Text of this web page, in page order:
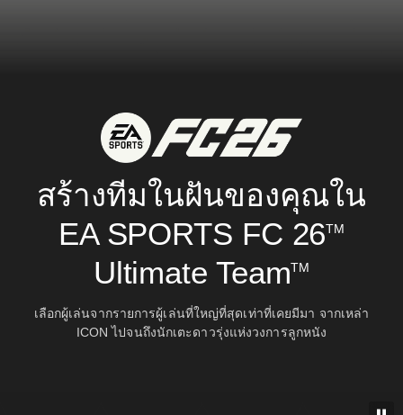
สร้างทีมในฝันของคุณใน
EA SPORTS FC 26TM
Ultimate TeamTM
เลือกผู้เล่นจากรายการผู้เล่นที่ใหญ่ที่สุดเท่าที่เคยมีมา จากเหล่า
ICON ไปจนถึงนักเตะดาวรุ่งแห่งวงการลูกหนัง